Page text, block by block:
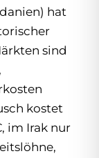
hat
sind
kostet
im Irak nur